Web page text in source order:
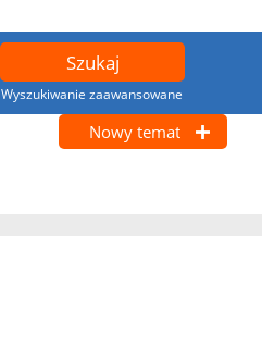
Wyszukiwanie zaawansowane
Nowy temat